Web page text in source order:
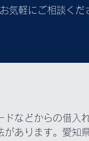
気軽にご相談くだ
ドなどからの借入
があります。愛知